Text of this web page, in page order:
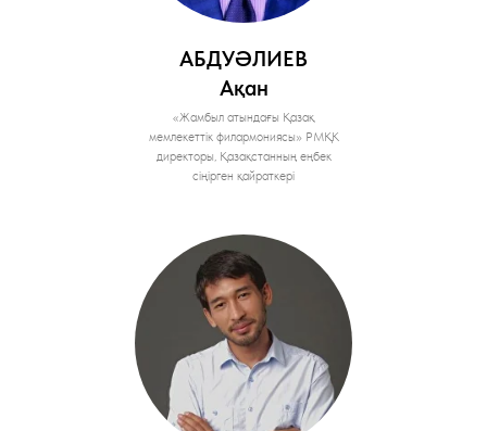
АБДУӘЛИЕВ
Ақан
«Жамбыл атындағы Қазақ
мемлекеттік филармониясы» РМҚК
директоры, Қазақстанның еңбек
сіңірген қайраткері